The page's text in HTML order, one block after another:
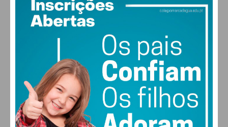
31°
vento: 5m/s O
MAX 31 • MIN 30
31°
QUI
30
SEX
29°
SÁB DOM